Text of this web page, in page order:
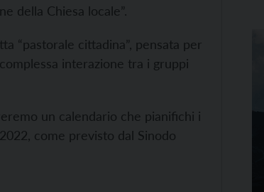
della Chiesa locale”.
“pastorale cittadina”, pensata per
interazione tra i gruppi
un calendario che pianifichi i
come previsto dal Sinodo